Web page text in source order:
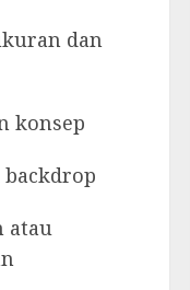
dan
konsep
backdrop
atau